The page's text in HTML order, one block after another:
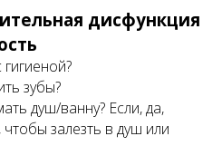
дисфункция
зубы?
душ/ванну? Если, да,
залезть в душ или